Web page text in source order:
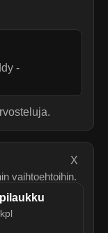
-
vaihtoehtoihin.
X
kpl